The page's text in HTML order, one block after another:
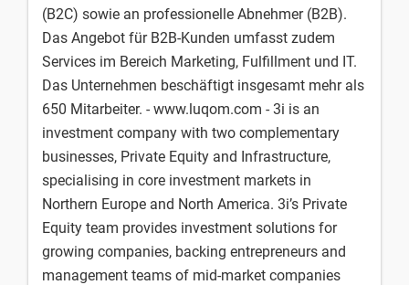
(B2C) sowie an professionelle Abnehmer (B2B).
Das Angebot für B2B-Kunden umfasst zudem
Services im Bereich Marketing, Fulfillment und IT.
Das Unternehmen beschäftigt insgesamt mehr als
650 Mitarbeiter. - www.luqom.com - 3i is an
investment company with two complementary
businesses, Private Equity and Infrastructure,
specialising in core investment markets in
Northern Europe and North America. 3i’s Private
Equity team provides investment solutions for
growing companies, backing entrepreneurs and
management teams of mid-market companies